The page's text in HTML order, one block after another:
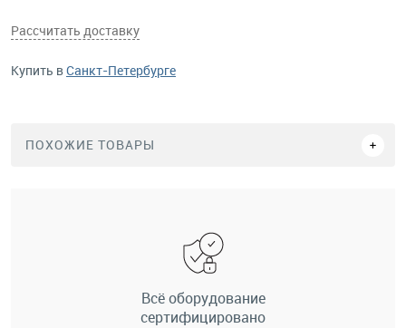
Рассчитать доставку
Купить вСанкт-Петербурге
ПОХОЖИЕ ТОВАРЫ
Всё оборудование
сертифицировано